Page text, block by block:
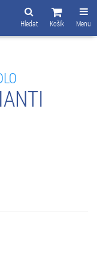
Menu
Košík
Hledat